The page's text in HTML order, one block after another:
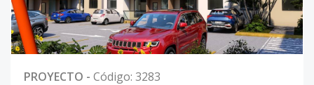
PROYECTO - Código: 3283